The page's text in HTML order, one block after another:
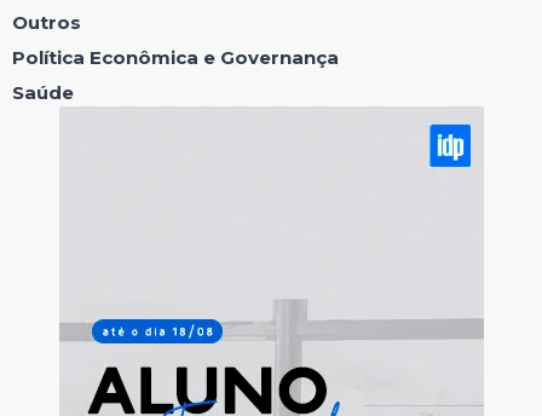
Outros
Política Econômica e Governança
Saúde